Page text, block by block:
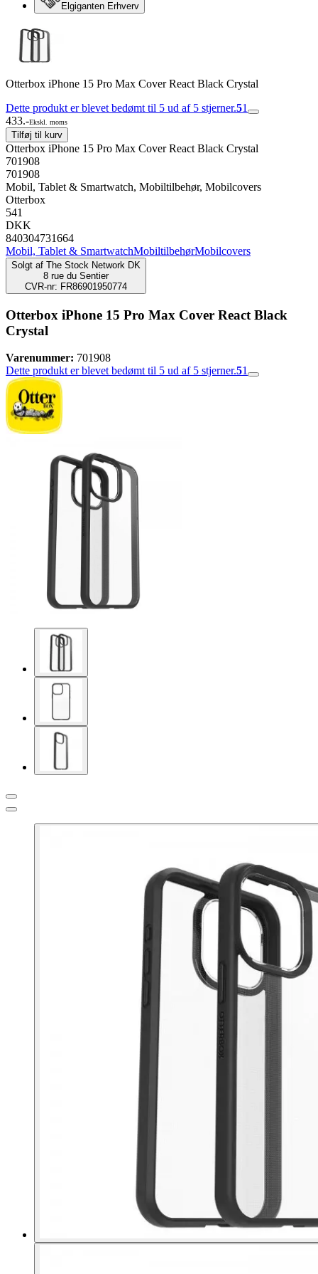
Elgiganten Erhverv
Otterbox iPhone 15 Pro Max Cover React Black Crystal
Dette produkt er blevet bedømt til 5 ud af 5 stjerner.51
433.-Ekskl. moms
Tilføj til kurv
Otterbox iPhone 15 Pro Max Cover React Black Crystal
701908
701908
Mobil, Tablet & Smartwatch, Mobiltilbehør, Mobilcovers
Otterbox
541
DKK
840304731664
Mobil, Tablet & SmartwatchMobiltilbehørMobilcovers
Solgt af The Stock Network DK
8 rue du Sentier
CVR-nr: FR86901950774
Otterbox iPhone 15 Pro Max Cover React Black
Crystal
Varenummer: 701908
Dette produkt er blevet bedømt til 5 ud af 5 stjerner.51